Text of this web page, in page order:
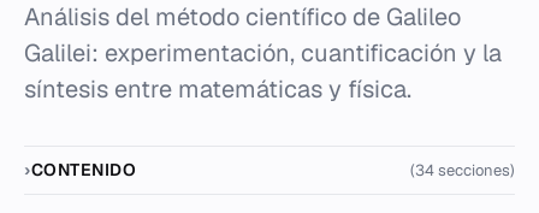
Análisis del método científico de Galileo
Galilei: experimentación, cuantificación y la
síntesis entre matemáticas y física.
CONTENIDO (34 secciones)